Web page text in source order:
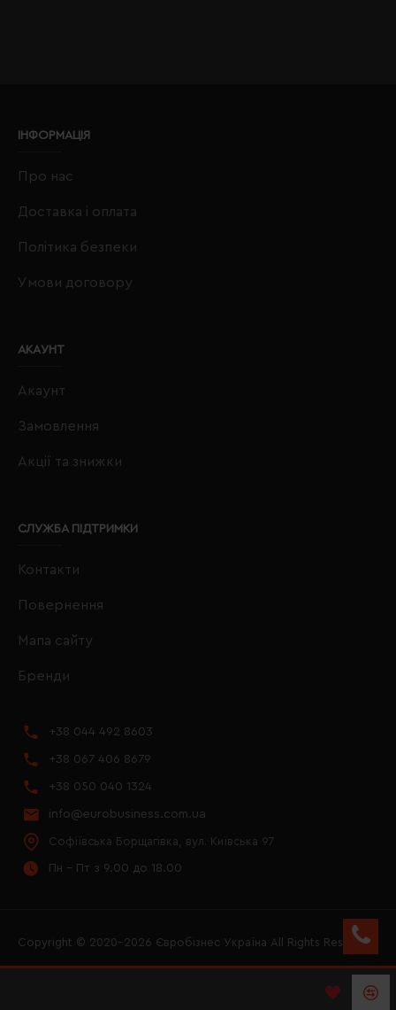
ІНФОРМАЦІЯ
Про нас
Доставка і оплата
Політика безпеки
Умови договору
АКАУНТ
Акаунт
Замовлення
Акції та знижки
СЛУЖБА ПІДТРИМКИ
Контакти
Повернення
Мапа сайту
Бренди
+38 044 492 8603
+38 067 406 8679
+38 050 040 1324
info@eurobusiness.com.ua
Софіївська Борщагівка, вул. Київська 97
Пн - Пт з 9.00 до 18.00
Copyright © 2020–2026 Євробізнес Україна All Rights Reserved